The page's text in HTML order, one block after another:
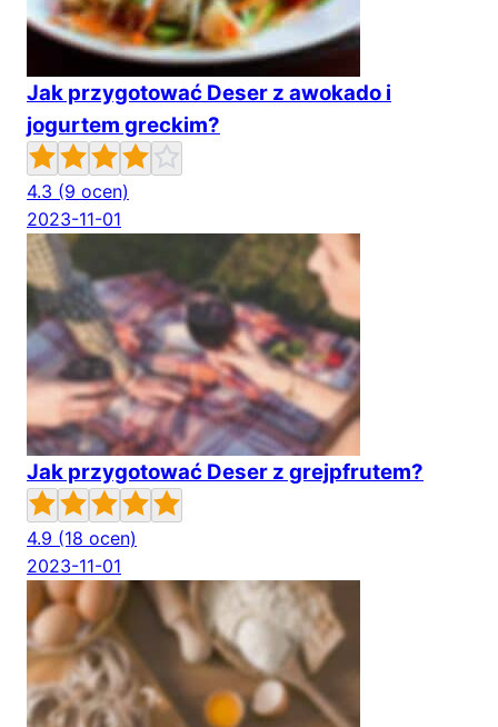
Jak przygotować Deser z awokado i
jogurtem greckim?
4.3 (9 ocen)
2023-11-01
Jak przygotować Deser z grejpfrutem?
4.9 (18 ocen)
2023-11-01